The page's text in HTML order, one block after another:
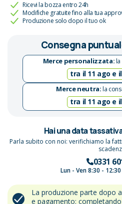
Ricevi la bozza entro 24h
Modifiche gratuite fino alla tua
Produzione solo dopo il tuo ok
Consegna
Merce personalizzata:la
tra il 11 ago e
Merce neutra:la
tra il 11 ago e
Hai una data
Parla subito con noi: verifichiamo la
0331
Lun - Ven 8:30 -
La produzione parte dopo
e pagamento: